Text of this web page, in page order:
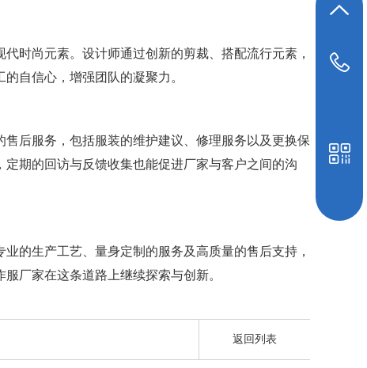
时尚元素。设计师通过创新的剪裁、搭配流行元素，
自信心，增强团队的凝聚力。
后服务，包括服装的维护建议、修理服务以及更换保
期的回访与反馈收集也能促进厂家与客户之间的沟
的生产工艺、量身定制的服务及高质量的售后支持，
厂家在这条道路上继续探索与创新。
返回列表
19948039647